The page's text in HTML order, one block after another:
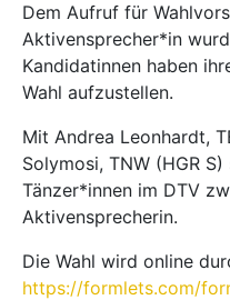
Dem Aufruf für
Aktivensprecher*in
Kandidatinnen haben
Wahl aufzustellen.
Mit Andrea Leonhardt,
Solymosi, TNW (HGR
Tänzer*innen im DTV
Aktivensprecherin.
Die Wahl wird online
https://formlets.com/